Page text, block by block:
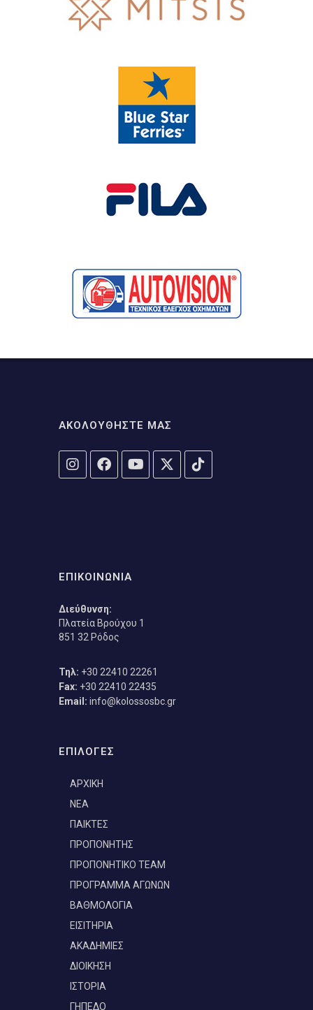
ΑΚΟΛΟΥΘΗΣΤΕ ΜΑΣ
ΕΠΙΚΟΙΝΩΝΙΑ
Διεύθυνση:
Πλατεία Βρούχου 1
851 32 Ρόδος
Τηλ: +30 22410 22261
Fax: +30 22410 22435
Email: info@kolossosbc.gr
ΕΠΙΛΟΓΕΣ
ΑΡΧΙΚΗ
ΝΕΑ
ΠΑΙΚΤΕΣ
ΠΡΟΠΟΝΗΤΗΣ
ΠΡΟΠΟΝΗΤΙΚΟ TEAM
ΠΡΟΓΡΑΜΜΑ ΑΓΩΝΩΝ
ΒΑΘΜΟΛΟΓΙΑ
ΕΙΣΙΤΗΡΙΑ
ΑΚΑΔΗΜΙΕΣ
ΔΙΟΙΚΗΣΗ
ΙΣΤΟΡΙΑ
ΓΗΠΕΔΟ